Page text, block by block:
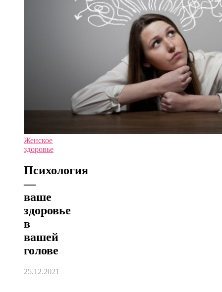
Женское
здоровье
Психология
—
ваше
здоровье
в
вашей
голове
25.12.2021